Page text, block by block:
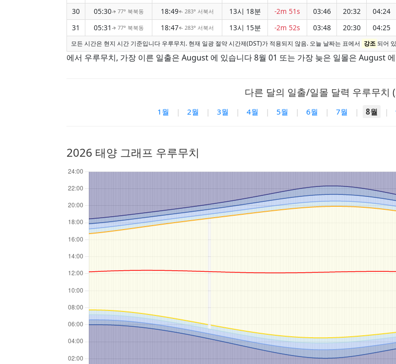
30
05:30↑ 77° 북북동 18:49↑ 283° 서북서 13시 18분 -2m 51s 03:46 20:32 04:24
31
05:31 ↑ 77° 북북동 18:47↑ 283° 서북서 13시 15분 -2m 52s 03:48 20:30 04:25
모든 시간은 현지 시간 기준입니다 우루무치. 현재 일광 절약 시간제(DST)가 적용되지 않음. 오늘 날짜는 표에서 강조 되어
에서 우루무치, 가장 이른 일출은 August 에 있습니다 8월 01 또는 가장 늦은 일몰은 August
다른 달의 일출/일몰 달력 우루무치
1월 | 2월 | 3월 | 4월 | 5월 | 6월 | 7월 | 8월 |
2026 태양 그래프 우루무치